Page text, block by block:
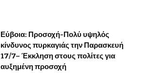
Εύβοια: Προσοχή-Πολύ υψηλός
κίνδυνος πυρκαγιάς την Παρασκευή
17/7– Έκκληση στους πολίτες για
αυξημένη προσοχή